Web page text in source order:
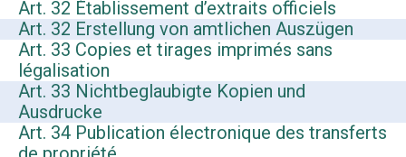
Art. 32 Établissement d’extraits officiels
Art. 32 Erstellung von amtlichen Auszügen
Art. 33 Copies et tirages imprimés sans
légalisation
Art. 33 Nichtbeglaubigte Kopien und
Ausdrucke
Art. 34 Publication électronique des transferts